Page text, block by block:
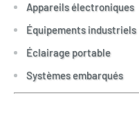
Appareils électroniques
Équipements industriels
Éclairage portable
Systèmes embarqués